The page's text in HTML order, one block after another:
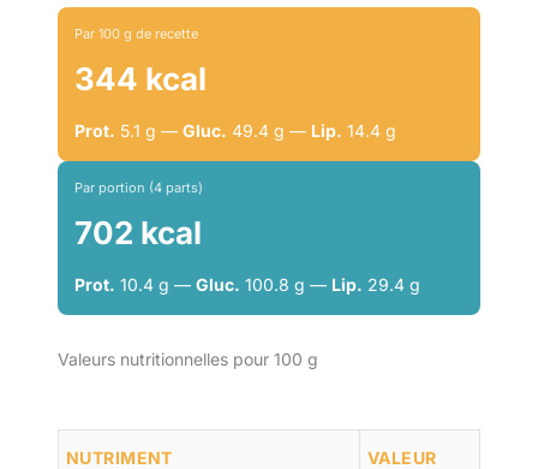
Par 100 g de recette
344 kcal
Prot. 5.1 g — Gluc. 49.4 g — Lip. 14.4 g
Par portion (4 parts)
702 kcal
Prot. 10.4 g — Gluc. 100.8 g — Lip. 29.4 g
Valeurs nutritionnelles pour 100 g
NUTRIMENT VALEUR